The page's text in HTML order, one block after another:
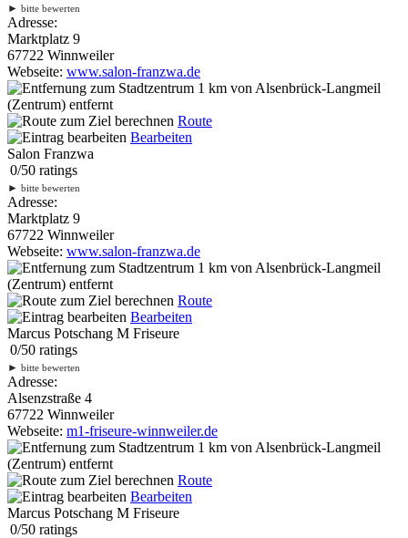
► bitte bewerten
Adresse:
Marktplatz 9
67722 Winnweiler
Webseite: www.salon-franzwa.de
1 km von Alsenbrück-Langmeil
(Zentrum) entfernt
Route
Bearbeiten
Salon Franzwa
0/50 ratings
► bitte bewerten
Adresse:
Marktplatz 9
67722 Winnweiler
Webseite: www.salon-franzwa.de
1 km von Alsenbrück-Langmeil
(Zentrum) entfernt
Route
Bearbeiten
Marcus Potschang M Friseure
0/50 ratings
► bitte bewerten
Adresse:
Alsenzstraße 4
67722 Winnweiler
Webseite: m1-friseure-winnweiler.de
1 km von Alsenbrück-Langmeil
(Zentrum) entfernt
Route
Bearbeiten
Marcus Potschang M Friseure
0/50 ratings